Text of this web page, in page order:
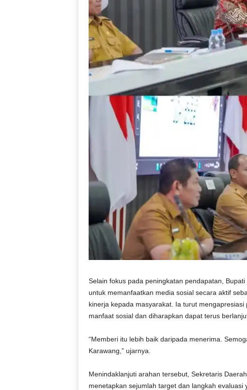
Selain fokus pada peningkatan pendapatan,
untuk memanfaatkan media sosial secara aktif
kinerja kepada masyarakat. Ia turut
manfaat sosial dan diharapkan dapat terus
“Memberi itu lebih baik daripada menerima.
Karawang,” ujarnya.
Menindaklanjuti arahan tersebut, Sekretaris Daerah
menetapkan sejumlah target dan langkah